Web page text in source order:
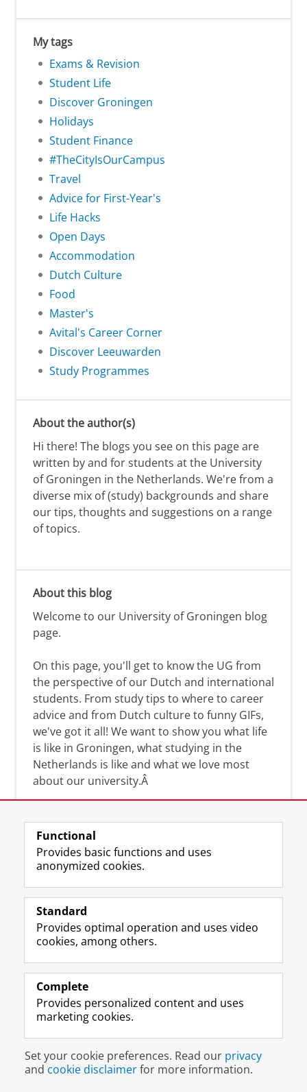
My tags
Exams & Revision
Student Life
Discover Groningen
Holidays
Student Finance
#TheCityIsOurCampus
Travel
Advice for First-Year's
Life Hacks
Open Days
Accommodation
Dutch Culture
Food
Master's
Avital's Career Corner
Discover Leeuwarden
Study Programmes
About the author(s)
Hi there! The blogs you see on this page are
written by and for students at the University
of Groningen in the Netherlands. We're from a
diverse mix of (study) backgrounds and share
our tips, thoughts and suggestions on a range
of topics.
About this blog
Welcome to our University of Groningen blog
page.
On this page, you'll get to know the UG from
the perspective of our Dutch and international
students. From study tips to where to career
advice and from Dutch culture to funny GIFs,
we've got it all! We want to show you what life
is like in Groningen, what studying in the
Netherlands is like and what we love most
about our university.Â
Follow the UG
F
a
e
o
P
e
U
n
L
i
k
I
P
e
U
n
R
S
-
e
U
v
e
r
I
n
t
r
m
c
o
u
Y
o
T
e
h
n
e
l
Prospective students
Alumni
About us
Disclaimer & Copyright Privacy
Cookies
Login
Functional
Provides basic functions and uses
anonymized cookies.
Standard
Provides optimal operation and uses video
cookies, among others.
Complete
Provides personalized content and uses
marketing cookies.
Set your cookie preferences. Read our privacy
and cookie disclaimerfor more information.